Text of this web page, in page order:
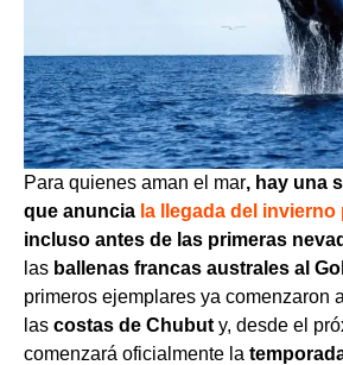
Para quienes aman el mar, hay una
que anuncia la llegada del
incluso antes de las primeras
las ballenas francas australes al
primeros ejemplares ya comenzaron
las costas de Chubut y, desde el
comenzará oficialmente la